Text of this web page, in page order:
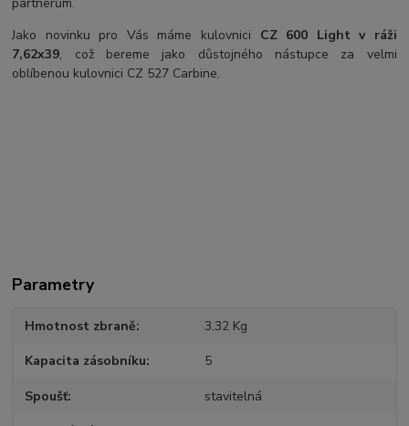
Jako novinku pro Vás máme kulovnici CZ 600 Light v ráži
7,62x39, což bereme jako důstojného nástupce za velmi
oblíbenou kulovnici CZ 527 Carbine.
Parametry
Hmotnost zbraně 3,32 Kg
Kapacita zásobníku 5
Spoušť stavitelná